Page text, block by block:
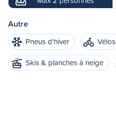
Autre
Pneus d'hiver
Vélos
Skis & planches à neige